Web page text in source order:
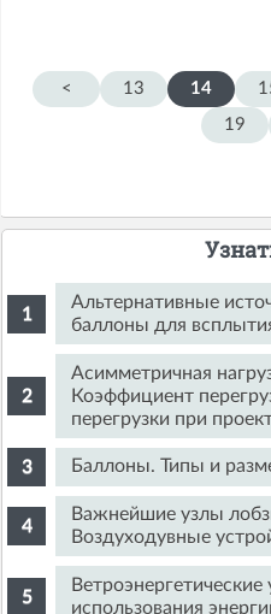
< 13 14
19
Альтернативные
баллоны для
Асимметричная
Коэффициент
перегрузки при
Баллоны. Типы и
Важнейшие узлы
Воздуходувные
Ветроэнергетические
использования